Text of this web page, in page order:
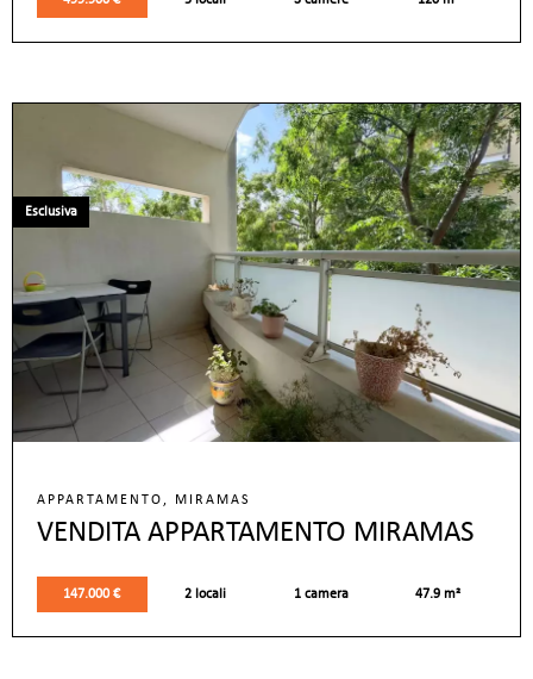
APPARTAMENTO, MIRAMAS
VENDITA APPARTAMENTO MIRAMAS
147.000 € 2 locali 1 camera 47.9 m²
Esclusiva